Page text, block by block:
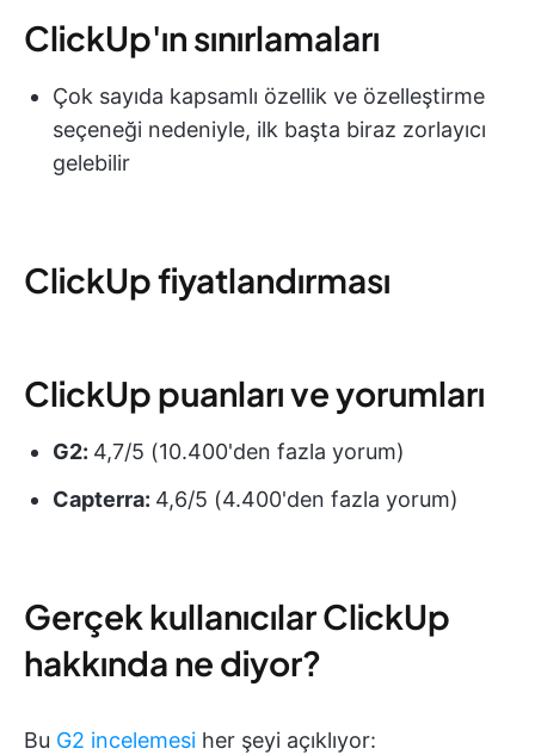
ClickUp'ın sınırlamaları
Çok sayıda kapsamlı özellik ve özelleştirme
seçeneği nedeniyle, ilk başta biraz zorlayıcı
gelebilir
ClickUp fiyatlandırması
ClickUp puanları ve yorumları
G2: 4,7/5 (10.400'den fazla yorum)
Capterra: 4,6/5 (4.400'den fazla yorum)
Gerçek kullanıcılar ClickUp
hakkında ne diyor?
Bu G2 incelemesi her şeyi açıklıyor: